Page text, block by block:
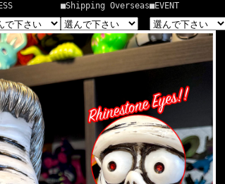
■Shipping Overseas■EVENT